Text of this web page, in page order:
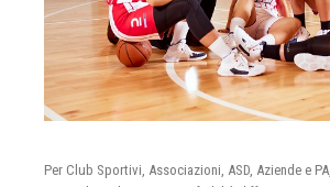
Per Club Sportivi, Associazioni, ASD, Aziende e PA,